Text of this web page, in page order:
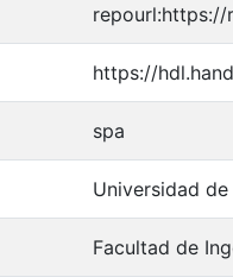
repourl:https://
https://
spa
Universidad
Facultad de